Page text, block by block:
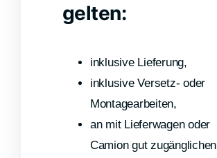
gelten:
inklusive Lieferung,
inklusive Versetz- oder
Montagearbeiten,
an mit Lieferwagen oder
Camion gut zugänglichen